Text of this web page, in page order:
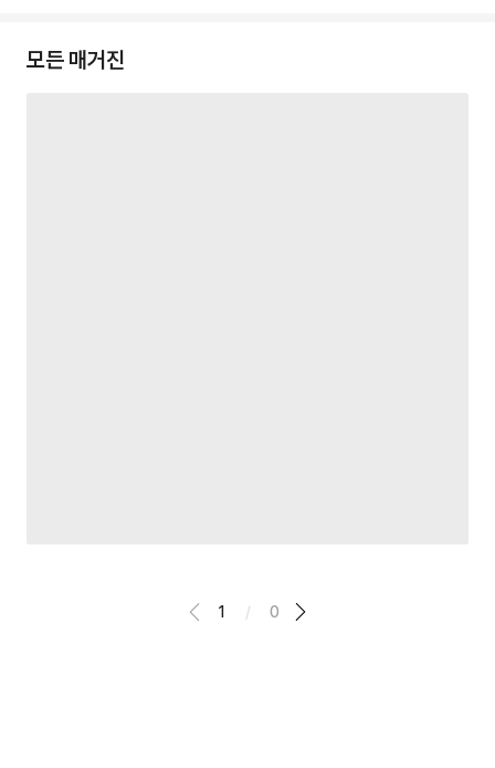
모든 매거진
1 / 0